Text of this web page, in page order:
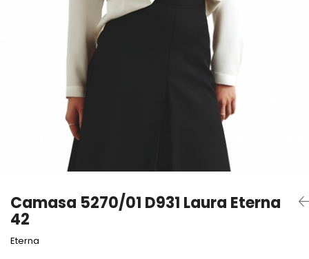
Camasa 5270/01 D931 Laura Eterna
42
Eterna